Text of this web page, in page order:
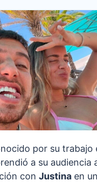
por su trabajo
a su audiencia
con Justina en un